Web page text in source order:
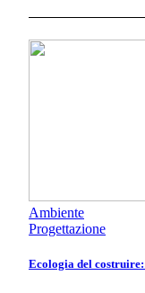
Ambiente
Progettazione
Ecologia del